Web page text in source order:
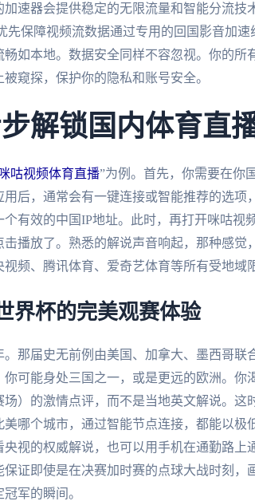
速器会提供稳定的无限流量和智能分流技
先保障视频流数据通过专用的回国影音加
如本地。数据安全同样不容忽视。你的所
窥探，保护你的隐私和账号安全。
解锁国内体育直
咕视频体育直播”为例。首先，你需要在你
后，通常会有一键连接或智能推荐的选项
有效的中国IP地址。此时，再打开咪咕视
播放了。熟悉的解说声音响起，那种感觉
频、腾讯体育、爱奇艺体育等所有受地域
界杯的完美观赛体验
那届史无前例由美国、加拿大、墨西哥联
可能身处三国之一，或是更远的欧洲。你
）的激情点评，而不是当地英文解说。这
哪个城市，通过智能节点连接，都能以极
视的权威解说，也可以用手机在通勤路上
证即使是在决赛加时赛的点球大战时刻，
军的瞬间。